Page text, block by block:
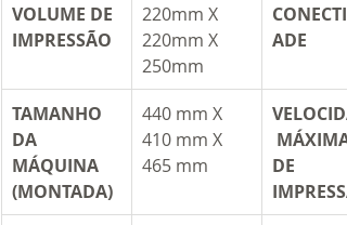
VOLUME DE
IMPRESSÃO
220mm X
220mm X
250mm
ADE
TAMANHO
DA
MÁQUINA
(MONTADA)
440 mm X
410 mm X
465 mm
MÁXIMA
DE